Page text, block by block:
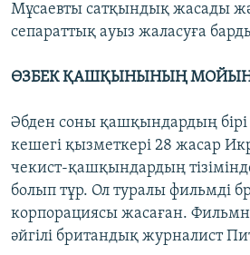
Мұсаевты сатқындық жасады
сепараттық ауыз жаласуға
ӨЗБЕК ҚАШҚЫНЫНЫҢ
Әбден соны қашқындардың
кешегі қызметкері 28 жасар
чекист-қашқындардың
болып тұр. Ол туралы фильмді
корпорациясы жасаған.
әйгілі британдық журналист